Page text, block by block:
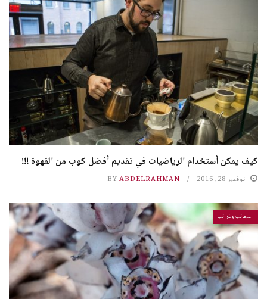
كيف يمكن أستخدام الرياضيات في تقديم أفضل كوب من القهوة !!!
نوفمبر 28, 2016 BY ABDELRAHMAN
عجائب وغرائب